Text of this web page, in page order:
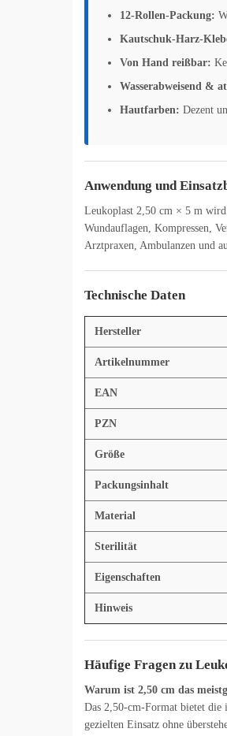
12-Rollen-Packung:
Kautschuk-Harz-
Von Hand reißbar:
Wasserabweisend &
Hautfarben: Dezent
Anwendung und
Leukoplast 2,50 cm × 5 m wird
Wundauflagen, Kompressen,
Arztpraxen, Ambulanzen und
Technische Daten
Hersteller
Artikelnummer
EAN
PZN
Größe
Packungsinhalt
Material
Sterilität
Eigenschaften
Hinweis
Häufige Fragen zu
Warum ist 2,50 cm das
Das 2,50-cm-Format bietet die
gezielten Einsatz ohne